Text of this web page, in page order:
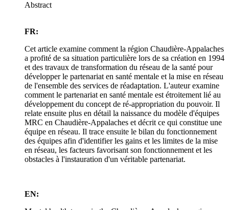
Abstract
FR:
Cet article examine comment la région Chaudière-Appalaches
a profité de sa situation particulière lors de sa création en 1994
et des travaux de transformation du réseau de la santé pour
développer le partenariat en santé mentale et la mise en réseau
de l'ensemble des services de réadaptation. L'auteur examine
comment le partenariat en santé mentale est étroitement lié au
développement du concept de ré-appropriation du pouvoir. Il
relate ensuite plus en détail la naissance du modèle d'équipes
MRC en Chaudière-Appalaches et décrit ce qui constitue une
équipe en réseau. Il trace ensuite le bilan du fonctionnement
des équipes afin d'identifier les gains et les limites de la mise
en réseau, les facteurs favorisant son fonctionnement et les
obstacles à l'instauration d'un véritable partenariat.
EN: